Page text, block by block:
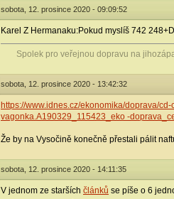
sobota, 12. prosince 2020 - 09:09:52
Karel Z Hermanaku:Pokud myslíš 742
Spolek pro veřejnou dopravu na
sobota, 12. prosince 2020 - 13:42:32
https://www.idnes.cz/ekonomika/doprava/
vagonka.A190329_115423_eko -
Že by na Vysočině konečně přestali pálit
sobota, 12. prosince 2020 - 14:11:35
V jednom ze starších článků se píše o 6